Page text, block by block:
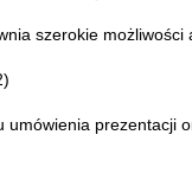
szerokie możliwości
umówienia prezentacji